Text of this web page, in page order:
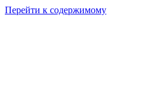
Перейти к содержимому